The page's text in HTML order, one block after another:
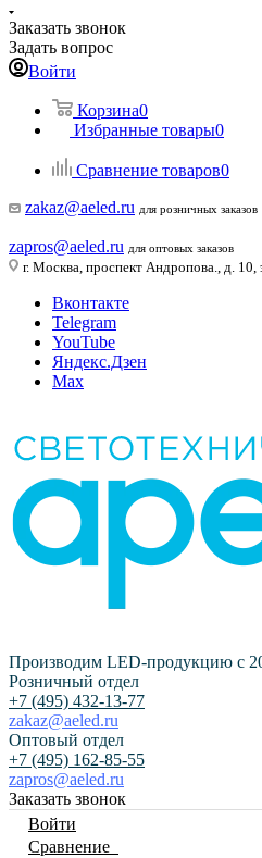
Заказать звонок
Задать вопрос
Войти
Корзина0
Избранные товары0
Сравнение товаров0
zakaz@aeled.ru для розничных заказов
zapros@aeled.ru для оптовых заказов
г. Москва, проспект Андропова., д. 10,
Вконтакте
Telegram
YouTube
Яндекс.Дзен
Max
Производим LED-продукцию с
Розничный отдел
+7 (495) 432-13-77
zakaz@aeled.ru
Оптовый отдел
+7 (495) 162-85-55
zapros@aeled.ru
Заказать звонок
Войти
Сравнение